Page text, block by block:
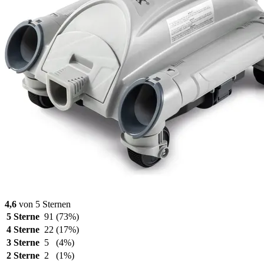
4,6 von 5 Sternen
5 Sterne 91 (73%)
4 Sterne 22 (17%)
3 Sterne 5
(4%)
2 Sterne 2
(1%)